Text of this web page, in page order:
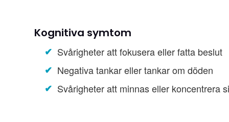
Kognitiva symtom
Svårigheter att fokusera eller fatta beslut
Negativa tankar eller tankar om döden
Svårigheter att minnas eller koncentrera